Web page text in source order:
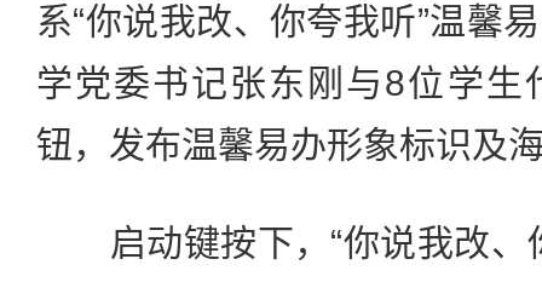
系“你说我改、你夸我听”温馨
学党委书记张东刚与8位学生
钮，发布温馨易办形象标识及
启动键按下，“你说我改、